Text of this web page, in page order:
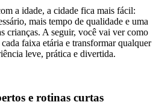
a idade, a cidade fica mais fácil:
mais tempo de qualidade e uma
crianças. A seguir, você vai ver como
faixa etária e transformar qualquer
leve, prática e divertida.
e rotinas curtas